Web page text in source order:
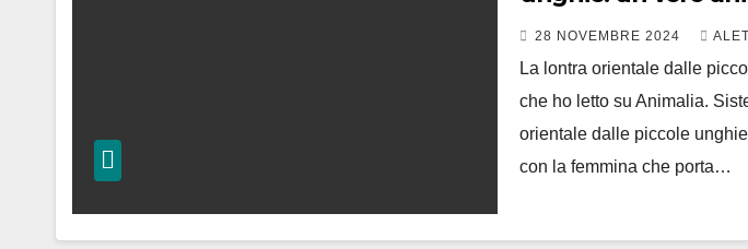
parlare
28 NOVEMBRE 2024
La lontra orientale dalle
che ho letto su Animalia.
orientale dalle piccole
con la femmina che porta…